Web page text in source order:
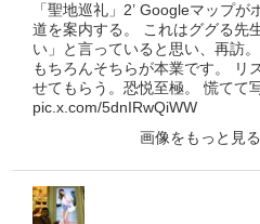
「聖地巡礼」2’ Googleマップ
道を案内する。 これはググる先
い」と言っていると思い、再訪
もちろんそちらが本業です。 リ
せてもらう。恐悦至極。 慌てて
pic.x.com/5dnIRwQiWW
画像をもっと見る